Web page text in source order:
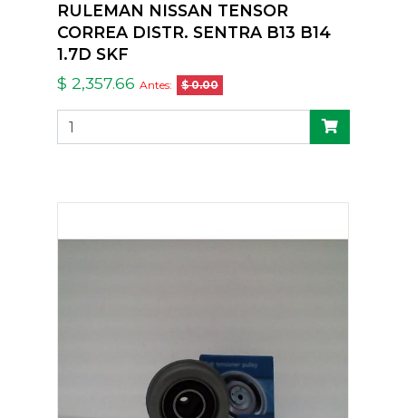
RULEMAN NISSAN TENSOR
CORREA DISTR. SENTRA B13 B14
1.7D SKF
$ 2,357.66 Antes: $ 0.00